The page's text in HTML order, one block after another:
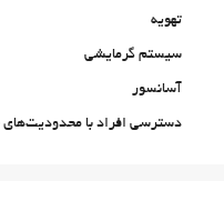
تهویه
سیستم گرمایشی
آسانسور
دسترسی افراد با محدودیت‌های